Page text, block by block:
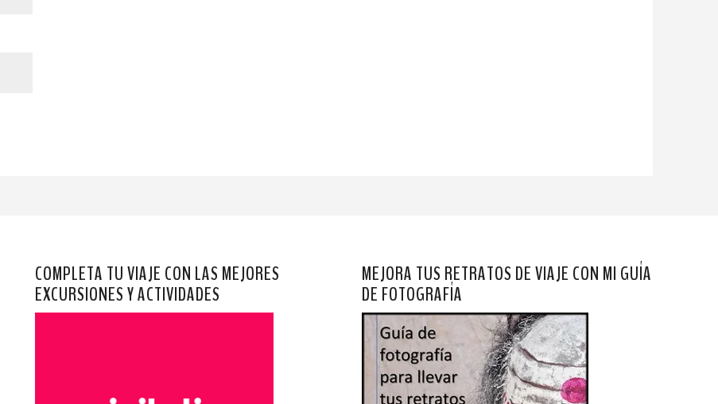
COMPLETA TU VIAJE CON LAS MEJORES
EXCURSIONES Y ACTIVIDADES
MEJORA TUS RETRATOS DE VIAJE CON MI GUÍA
DE FOTOGRAFÍA